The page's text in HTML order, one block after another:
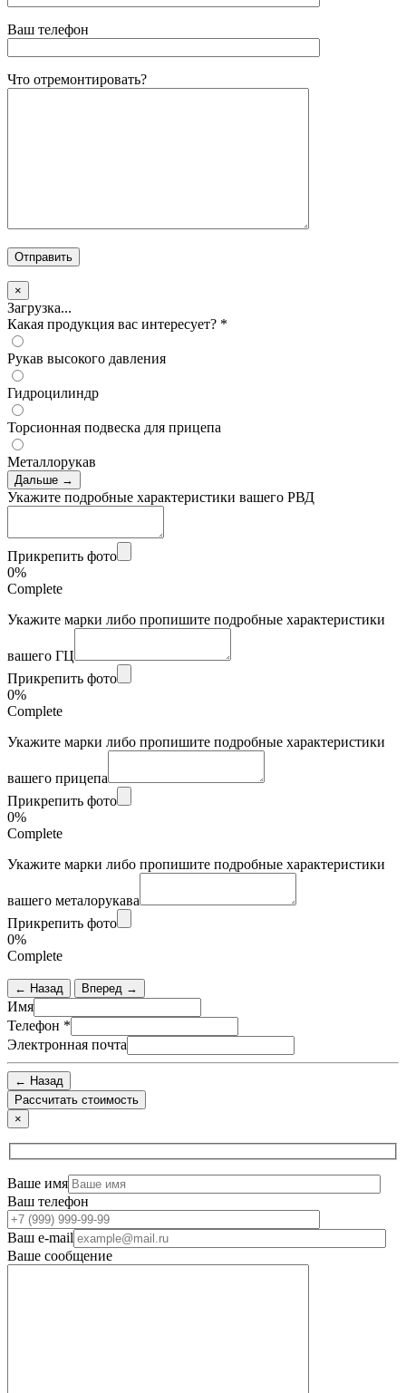
Ваш телефон
Что отремонтировать?
×
Загрузка...
Какая продукция вас интересует? *
Рукав высокого давления
Гидроцилиндр
Торсионная подвеска для прицепа
Металлорукав
Дальше →
Укажите подробные характеристики вашего РВД
Прикрепить фото
0%
Complete
Укажите марки либо пропишите подробные характеристики
вашего ГЦ
Прикрепить фото
0%
Complete
Укажите марки либо пропишите подробные характеристики
вашего прицепа
Прикрепить фото
0%
Complete
Укажите марки либо пропишите подробные характеристики
вашего металорукава
Прикрепить фото
0%
Complete
← Назад Вперед →
Имя
Телефон *
Электронная почта
← Назад
×
Ваше имя
Ваш телефон
Ваш e-mail
Ваше сообщение